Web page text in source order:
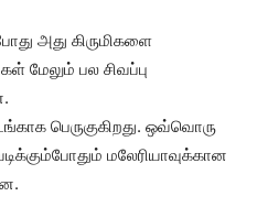
அது கிருமிகளை
மேலும் பல சிவப்பு
பெருகுகிறது. ஒவ்வொரு
மலேரியாவுக்கான